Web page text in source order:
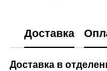
Доставка
Доставка в